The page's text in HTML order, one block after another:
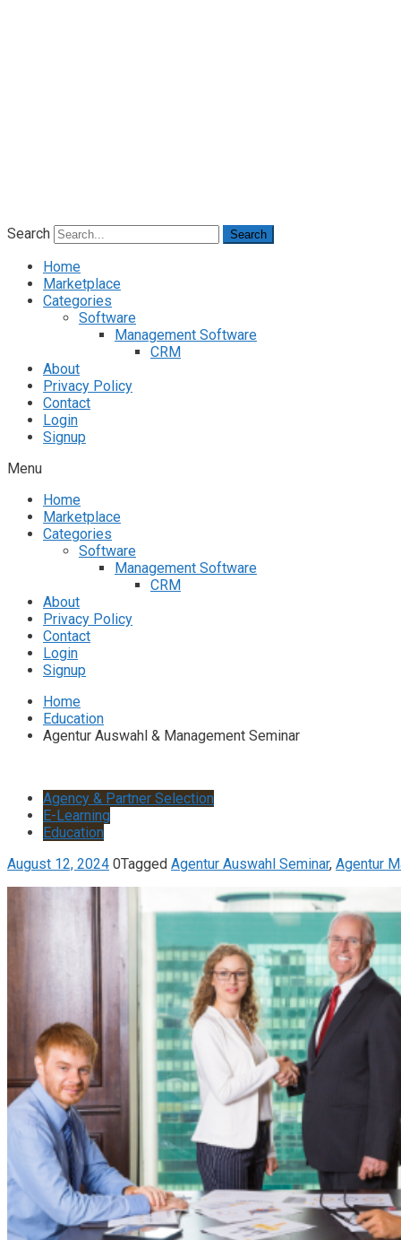
Search Search
Home
Marketplace
Categories
Software
Management Software
CRM
About
Privacy Policy
Contact
Login
Signup
Menu
Home
Marketplace
Categories
Software
Management Software
CRM
About
Privacy Policy
Contact
Login
Signup
Home
Education
Agentur Auswahl & Management Seminar
Agency & Partner Selection
E-Learning
Education
August 12, 2024 0Tagged Agentur Auswahl Seminar, Agentur